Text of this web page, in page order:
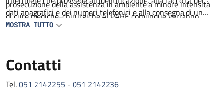
prosecuzione della assistenza in ambiente a minore intensità
di cure mediche-chirurgiche.Al PARE comunque verranno
proseguiti percorsi medico terapeutici non ancora completati,
All'ingresso del paziente al PARE il team, composto da
Fisiatra e /o Fisioterapista con il coinvolgimento del Caregiver
dati anagrafici e dei numeri telefonici e alla consegna di un
prestampato con informazioni utili. Il degente viene
clinica ed infermieristica dove viene delineato il percorso
diagnostico e terapeutico e raccolti il consenso per tutte le
procedure che lo richiedono.
MOSTRA TUTTO
Contatti
Tel.051 2142255 - 051 2142236